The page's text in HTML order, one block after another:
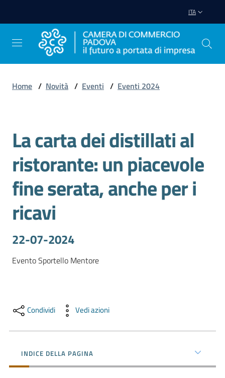
ITA
Gestire
Impresa
Promuovere
Impresa
territorio
e
Consumatore
Impresa
Digitale
Home / Novità / Eventi / Eventi 2024
Salta al contenuto
La carta dei distillati al
ristorante: un piacevole
fine serata, anche per i
ricavi
22-07-2024
Evento Sportello Mentore
Condividi Vedi azioni
INDICE DELLA PAGINA